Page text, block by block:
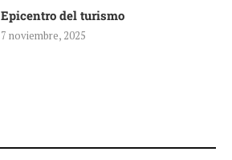
Epicentro del turismo
7 noviembre, 2025